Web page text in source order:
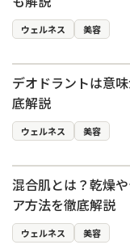
ウェルネス 美容
デオドラントは意
底解説
ウェルネス 美容
混合肌とは？乾燥
ア方法を徹底解説
ウェルネス 美容